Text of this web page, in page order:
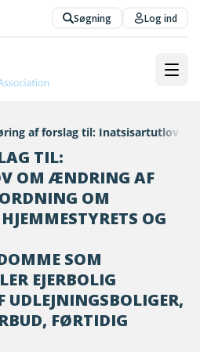
Søgning Log ind
af forslag til: Inatsisartutlov
TIL:
OM ÆNDRING AF
OM
OG
SOM
EJERBOLIG
FØRTIDIG